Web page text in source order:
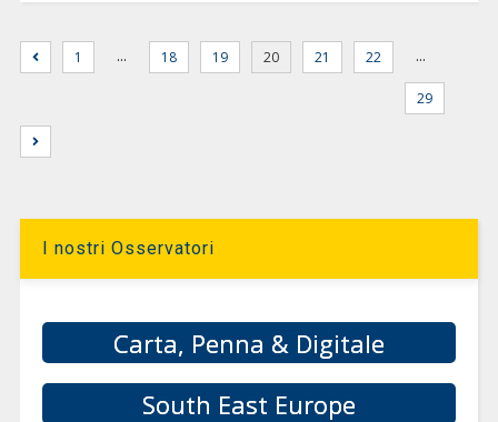
1 … 18 19 20 21 22 …
29
I nostri Osservatori
Carta, Penna & Digitale
South East Europe